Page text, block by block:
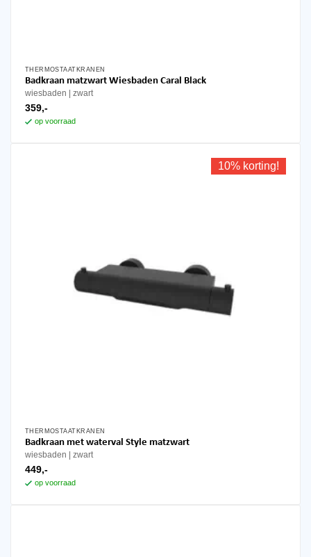
THERMOSTAATKRANEN
Badkraan matzwart Wiesbaden Caral Black
wiesbaden zwart
359,-
op voorraad
10% korting!
THERMOSTAATKRANEN
Badkraan met waterval Style matzwart
wiesbaden zwart
449,-
op voorraad